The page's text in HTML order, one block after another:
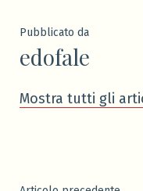
Pubblicato da
edofale
Mostra tutti gli